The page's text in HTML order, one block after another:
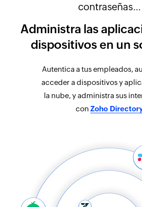
contraseñas…
Administra las
dispositivos en un
Autentica a tus empleados,
acceder a dispositivos y
la nube, y administra sus
con Zoho